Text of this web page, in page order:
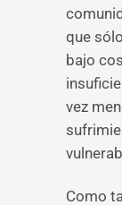
que
bajo
vez
Como